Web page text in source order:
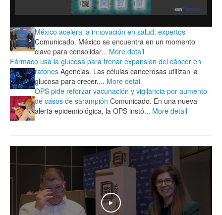
México acelera la innovación en salud: expertos
Comunicado. México se encuentra en un momento
clave para consolidar... More detail
Fármaco usa la glucosa para frenar expansión del cáncer en
ratones Agencias. Las células cancerosas utilizan la
glucosa para crecer,... More detail
OPS pide reforzar vacunación y vigilancia por aumento
de casos de sarampión Comunicado. En una nueva
alerta epidemiológica, la OPS instó... More detail
Play